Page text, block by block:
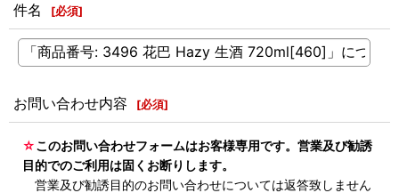
件名 [必須]
お問い合わせ内容 [必須]
☆このお問い合わせフォームはお客様専用です。営業及び勧誘
目的でのご利用は固くお断りします。
営業及び勧誘目的のお問い合わせについては返答致しません